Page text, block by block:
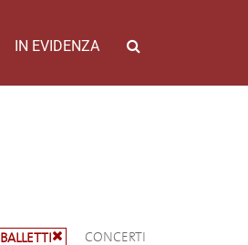
IN EVIDENZA
BALLETTI CONCERTI